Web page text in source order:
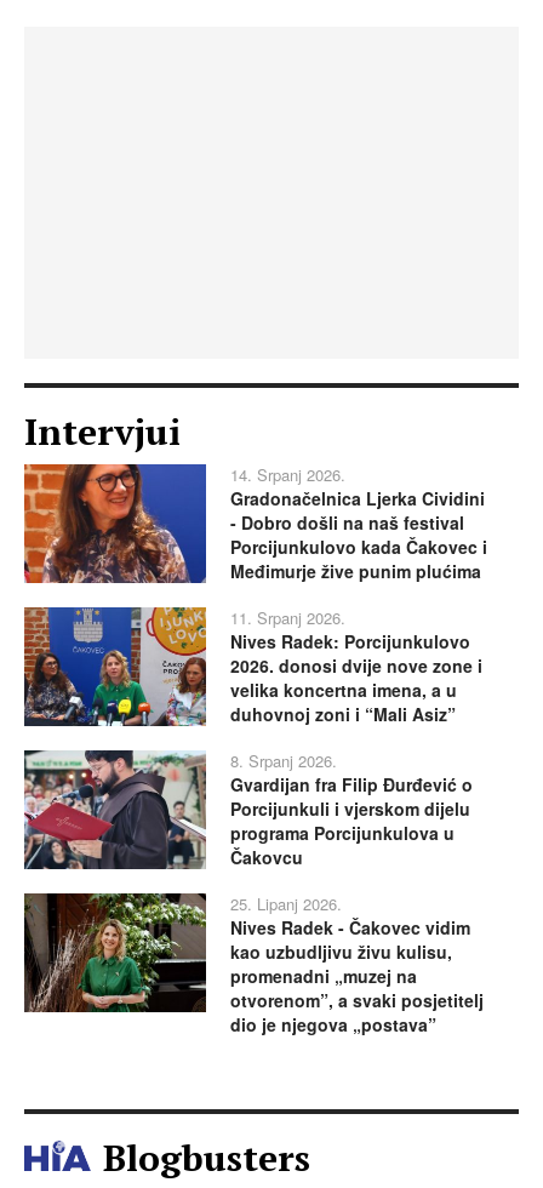
Intervjui
14. Srpanj 2026.
Gradonačelnica Ljerka Cividini
- Dobro došli na naš festival
Porcijunkulovo kada Čakovec i
Međimurje žive punim plućima
11. Srpanj 2026.
Nives Radek: Porcijunkulovo
2026. donosi dvije nove zone i
velika koncertna imena, a u
duhovnoj zoni i “Mali Asiz”
8. Srpanj 2026.
Gvardijan fra Filip Đurđević o
Porcijunkuli i vjerskom dijelu
programa Porcijunkulova u
Čakovcu
25. Lipanj 2026.
Nives Radek - Čakovec vidim
kao uzbudljivu živu kulisu,
promenadni „muzej na
otvorenom”, a svaki posjetitelj
dio je njegova „postava”
Blogbusters